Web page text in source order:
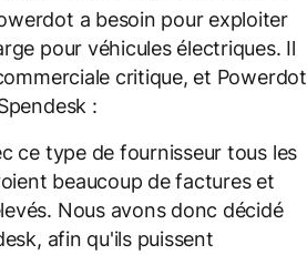
a besoin pour exploiter
pour véhicules électriques. Il
critique, et Powerdot
:
ce type de fournisseur tous les
beaucoup de factures et
Nous avons donc décidé
afin qu'ils puissent